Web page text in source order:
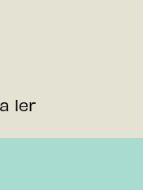
ler